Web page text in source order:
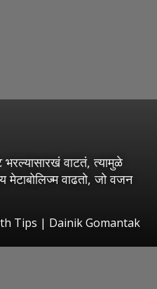
भरल्यासारखं वाटतं, त्यामुळे
मेटाबोलिज्म वाढतो, जो वजन
Tips | Dainik Gomantak